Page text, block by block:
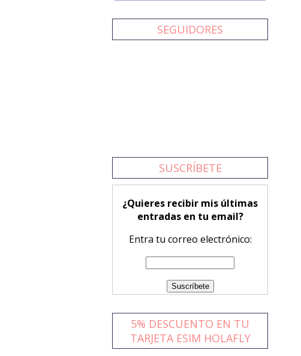
SEGUIDORES
SUSCRÍBETE
¿Quieres recibir mis últimas
entradas en tu email?
Entra tu correo electrónico:
5% DESCUENTO EN TU
TARJETA ESIM HOLAFLY